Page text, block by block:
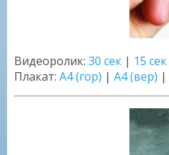
Видеоролик: 30 сек | 15 сек
Плакат: А4 (гор) | А4 (вер) |